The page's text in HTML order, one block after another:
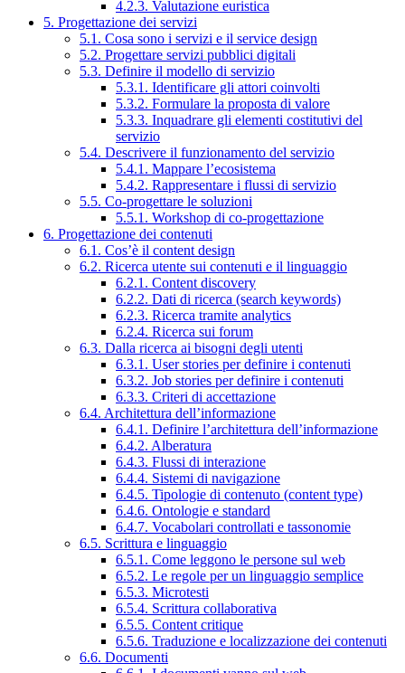
4.2.3. Valutazione euristica
5. Progettazione dei servizi
5.1. Cosa sono i servizi e il service design
5.2. Progettare servizi pubblici digitali
5.3. Definire il modello di servizio
5.3.1. Identificare gli attori coinvolti
5.3.2. Formulare la proposta di valore
5.3.3. Inquadrare gli elementi costitutivi del
servizio
5.4. Descrivere il funzionamento del servizio
5.4.1. Mappare l’ecosistema
5.4.2. Rappresentare i flussi di servizio
5.5. Co-progettare le soluzioni
5.5.1. Workshop di co-progettazione
6. Progettazione dei contenuti
6.1. Cos’è il content design
6.2. Ricerca utente sui contenuti e il linguaggio
6.2.1. Content discovery
6.2.2. Dati di ricerca (search keywords)
6.2.3. Ricerca tramite analytics
6.2.4. Ricerca sui forum
6.3. Dalla ricerca ai bisogni degli utenti
6.3.1. User stories per definire i contenuti
6.3.2. Job stories per definire i contenuti
6.3.3. Criteri di accettazione
6.4. Architettura dell’informazione
6.4.1. Definire l’architettura dell’informazione
6.4.2. Alberatura
6.4.3. Flussi di interazione
6.4.4. Sistemi di navigazione
6.4.5. Tipologie di contenuto (content type)
6.4.6. Ontologie e standard
6.4.7. Vocabolari controllati e tassonomie
6.5. Scrittura e linguaggio
6.5.1. Come leggono le persone sul web
6.5.2. Le regole per un linguaggio semplice
6.5.3. Microtesti
6.5.4. Scrittura collaborativa
6.5.5. Content critique
6.5.6. Traduzione e localizzazione dei contenuti
6.6. Documenti